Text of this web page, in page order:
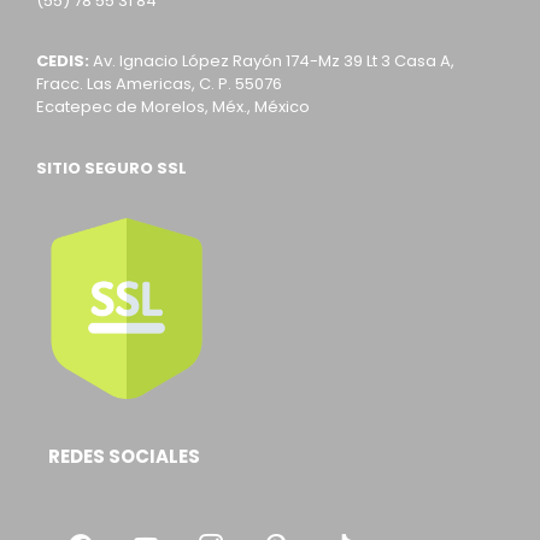
CEDIS: Av. Ignacio López Rayón 174-Mz 39 Lt 3 Casa A,
Fracc. Las Americas, C. P. 55076
Ecatepec de Morelos, Méx., México
SITIO SEGURO SSL
REDES SOCIALES